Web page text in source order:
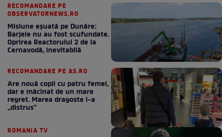
RECOMANDARE PE
OBSERVATORNEWS.RO
Misiune eșuată pe Dunăre:
Barjele nu au fost scufundate.
Oprirea Reactorului 2 de la
Cernavodă, inevitabilă
RECOMANDARE PE AS.RO
Are nouă copii cu patru femei,
dar e măcinat de un mare
regret. Marea dragoste l-a
„distrus”
ROMANIA TV